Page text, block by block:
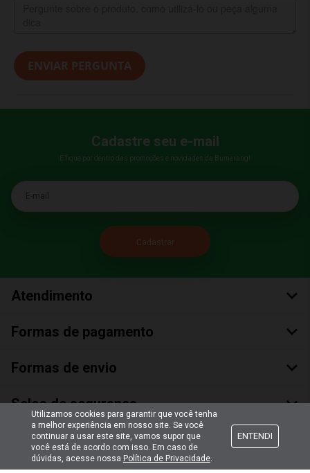
ENVIAR PERGUNTA
Cadastre seu e-mail
E fique por dentro das promoções e novidades da Bumerang!
E-mail
Atendimento
Formas de pagamento
Formas de envio
Selos de segurança
Utilizamos cookies para garantir que você tenha
a melhor experiência em nosso site. Se você
continuar a usar este site, vamos supor que
você está de acordo com isso. Em caso de
dúvidas, acesse nossa Política de Privacidade.
ENTENDI